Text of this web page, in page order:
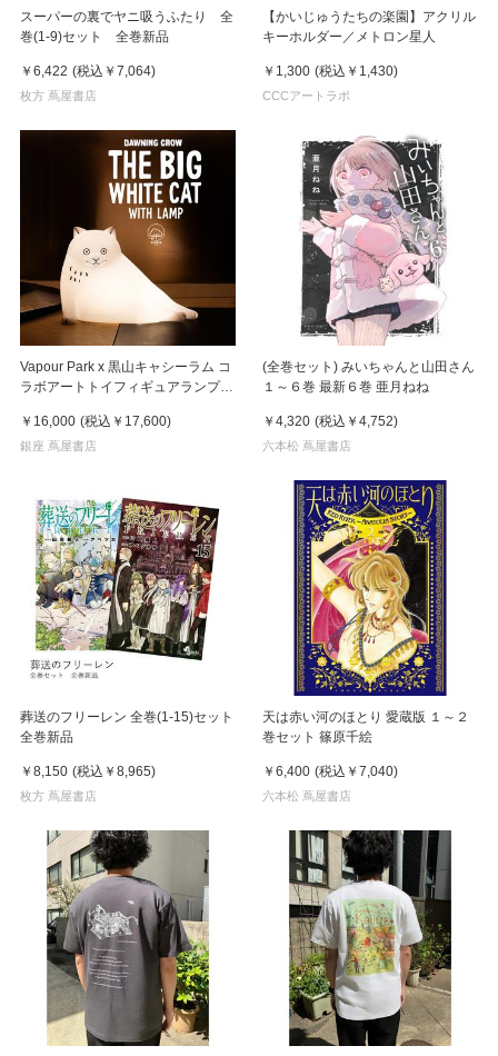
スーパーの裏でヤニ吸うふたり 全
巻(1-9)セット 全巻新品
￥6,422 (税込 ￥7,064)
枚方 蔦屋書店
【かいじゅうたちの楽園】アクリル
キーホルダー／メトロン星人
￥1,300 (税込 ￥1,430)
CCCアートラボ
Vapour Park x 黒山キャシーラム コ
ラボアートトイフィギュアランプ
LAMP》 黑山Kathy Lam
￥16,000 (税込 ￥17,600)
銀座 蔦屋書店
(全巻セット) みいちゃんと山田さん
１～６巻 最新６巻 亜月ねね
￥4,320 (税込 ￥4,752)
六本松 蔦屋書店
葬送のフリーレン 全巻(1-15)セット
全巻新品
￥8,150 (税込 ￥8,965)
枚方 蔦屋書店
天は赤い河のほとり 愛蔵版 １～２
巻セット 篠原千絵
￥6,400 (税込 ￥7,040)
六本松 蔦屋書店